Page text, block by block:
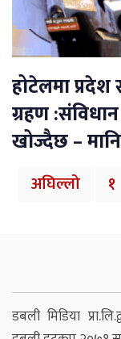
होटेलमा
ग्रहण :संविधान
खोज्दैछ –
अघिल्लो १
डबली मिडिया